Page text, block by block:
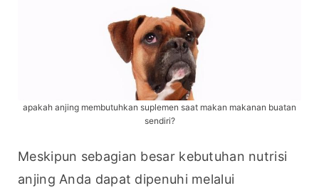
apakah anjing membutuhkan suplemen saat makan makanan buatan
sendiri?
Meskipun sebagian besar kebutuhan nutrisi
anjing Anda dapat dipenuhi melalui